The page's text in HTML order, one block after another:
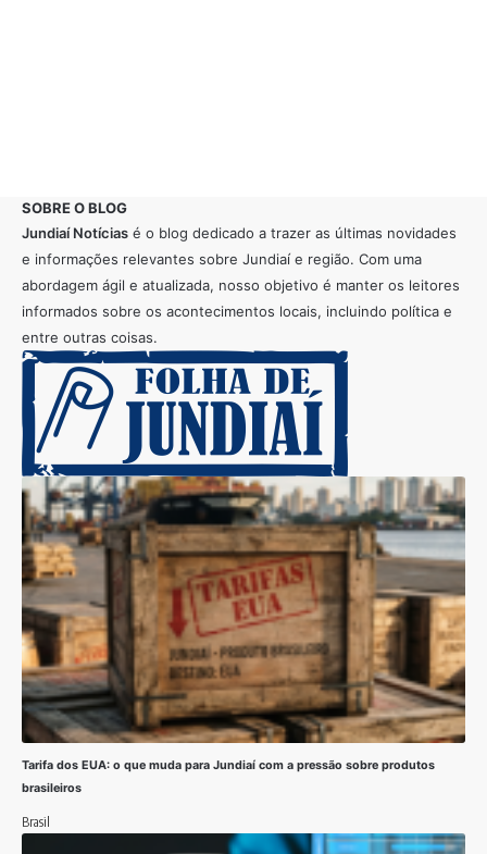
SOBRE O BLOG
Jundiaí Notícias é o blog dedicado a trazer as últimas novidades
e informações relevantes sobre Jundiaí e região. Com uma
abordagem ágil e atualizada, nosso objetivo é manter os leitores
informados sobre os acontecimentos locais, incluindo política e
entre outras coisas.
Tarifa dos EUA: o que muda para Jundiaí com a pressão sobre produtos
brasileiros
Brasil